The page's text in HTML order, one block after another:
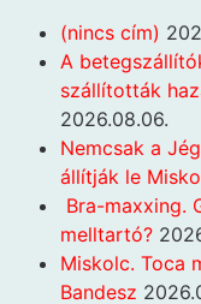
(nincs cím)
A
szállították
2026.08.06.
Nemcsak a
állítják le
Bra-maxxing.
melltartó?
Miskolc. Toca
Bandesz